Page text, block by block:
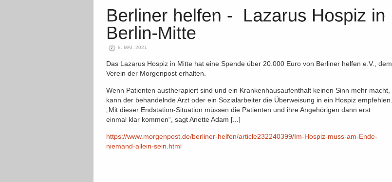
8. MAI. 2021
Das Lazarus Hospiz in Mitte hat eine Spende über 20.000 Euro von Berliner helfen e.V., dem
Verein der Morgenpost erhalten.
Wenn Patienten austherapiert sind und ein Krankenhausaufenthalt keinen Sinn mehr macht,
kann der behandelnde Arzt oder ein Sozialarbeiter die Überweisung in ein Hospiz empfehlen.
„Mit dieser Endstation-Situation müssen die Patienten und ihre Angehörigen dann erst
einmal klar kommen“, sagt Anette Adam [...]
https://www.morgenpost.de/berliner-helfen/article232240399/Im-Hospiz-muss-am-Ende-
niemand-allein-sein.html